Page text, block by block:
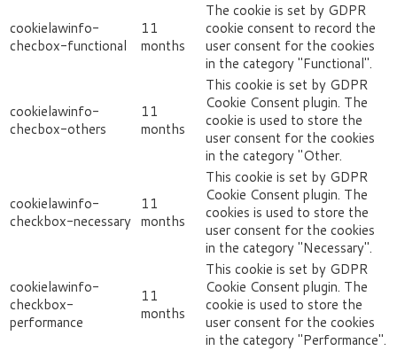
cookielawinfo-
checbox-functional
11
months
The cookie is set by GDPR
cookie consent to record the
user consent for the cookies
in the category "Functional".
cookielawinfo-
checbox-others
11
months
This cookie is set by GDPR
Cookie Consent plugin. The
cookie is used to store the
user consent for the cookies
in the category "Other.
cookielawinfo-
checkbox-necessary
11
months
This cookie is set by GDPR
Cookie Consent plugin. The
cookies is used to store the
user consent for the cookies
in the category "Necessary".
cookielawinfo-
checkbox-
performance
11
months
This cookie is set by GDPR
Cookie Consent plugin. The
cookie is used to store the
user consent for the cookies
in the category "Performance".